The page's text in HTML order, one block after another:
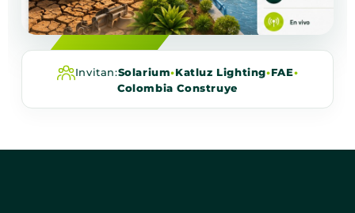
Invitan:Solarium•Katluz Lighting•FAE•
Colombia Construye